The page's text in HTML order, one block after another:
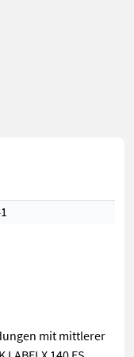
mit mittlerer